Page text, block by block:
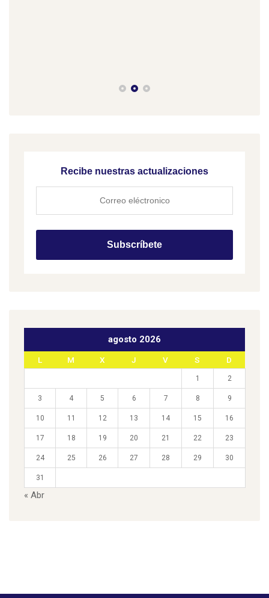
Recibe nuestras actualizaciones
agosto 2026
L M X J V S D
1 2
3 4 5 6 7 8 9
10 11 12 13 14 15 16
17 18 19 20 21 22 23
24 25 26 27 28 29 30
31
« Abr